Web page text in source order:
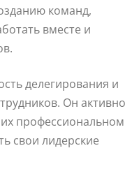
команд,
вместе и
делегирования и
Он активно
профессиональном
свои лидерские